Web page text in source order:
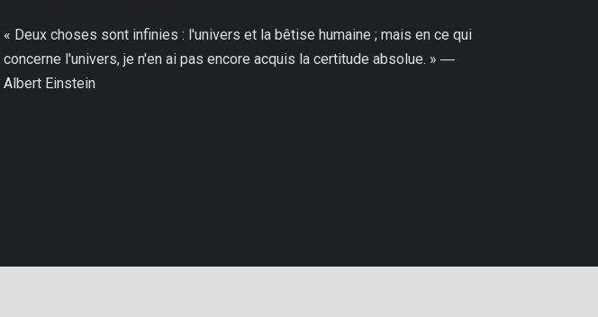
« Deux choses sont infinies : l'univers et la bêtise humaine ; mais en ce qui
concerne l'univers, je n'en ai pas encore acquis la certitude absolue. » ―
Albert Einstein